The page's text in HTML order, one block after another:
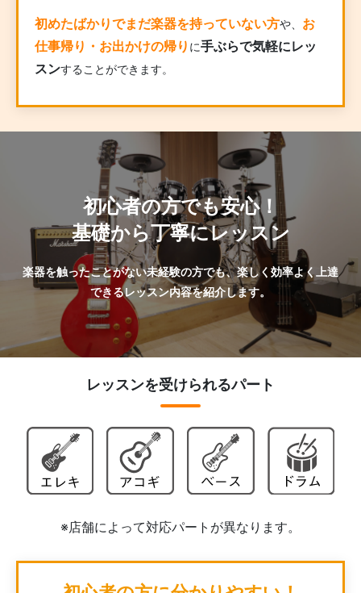
初めたばかりでまだ楽器を持っていない方や、 お
仕事帰り・お出かけの帰り に手ぶらで気軽にレッ
スンすることができます。
初心者の方でも安心！
基礎から丁寧にレッスン
楽器を触ったことがない未経験の方でも、楽しく効率よく上達
できるレッスン内容を紹介します。
レッスンを受けられるパート
※店舗によって対応パートが異なります。